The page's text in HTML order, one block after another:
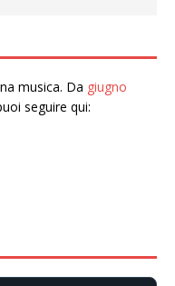
musica. Da giugno
seguire qui: